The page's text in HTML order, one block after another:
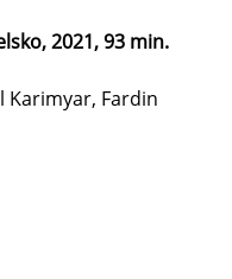
2021, 93 min.
Karimyar, Fardin